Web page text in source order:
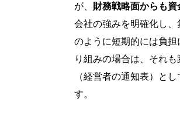
が、 財務戦略面からも
会社の強みを明確化し
のように短期的には負
り組みの場合は、それ
（経営者の通知表）と
す。